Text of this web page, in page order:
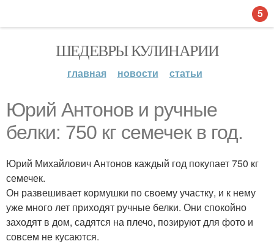
ШЕДЕВРЫ КУЛИНАРИИ
главная новости статьи
Юрий Антонов и ручные
белки: 750 кг семечек в год.
Юрий Михайлович Антонов каждый год покупает 750 кг
семечек.
Он развешивает кормушки по своему участку, и к нему
уже много лет приходят ручные белки. Они спокойно
заходят в дом, садятся на плечо, позируют для фото и
совсем не кусаются.
5